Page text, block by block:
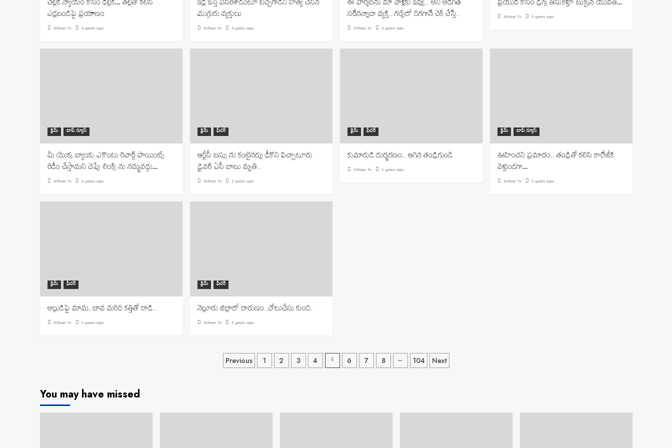
చెల్లికి న్యాయం కోసం ఢిల్లీకి… తల్లితో కలిసి
ఎడ్లబండిపై ప్రయాణం
9Staar Tv 4 years ago
ఇడ్లి ఇస్తే విసిరేశాడంటూ బిచ్చగాడిని హత్య చేసిన
ముగ్గురు వ్యక్తులు
9Staar Tv 4 years ago
ఈ పార్శిల్‌ను మా వాళ్లకు ఇవ్వు.. అని అడిగితే
సరేనన్నాడా వ్యక్తి.. గల్ఫ్‌లో దిగగానే చెక్ చేస్తే..
9Staar Tv 4 years ago
ప్రియుడి కోసం డ్రగ్స్ తీసుకెళ్తూ బుక్కైన యువతి…
9Staar Tv 5 years ago
క్రైమ్ టాప్ న్యూస్
మీ యొక్క బ్యాంకు ఎకౌంటు రివార్డ్ పాయింట్స్
రెడీం చేస్తామని చెప్పే లింక్స్ ను నమ్మవద్దు…
9Staar Tv 5 years ago
క్రైమ్ ఫీచర్
ఆర్టీసీ బస్సు ను కంటైనర్ను ఢీకొని పిచ్చాటూరు
డ్రైవర్ ఏసీ బాబు మృతి..
9Staar Tv 5 years ago
క్రైమ్ ఫీచర్
కుమారుడి దుర్మరణం.. ఆగిన తండ్రిగుండె
9Staar Tv 5 years ago
క్రైమ్ టాప్ న్యూస్
ఊహించని ప్రమాదం.. తండ్రితో కలిసి కాలేజీకి
వెళ్తుండగా…
9Staar Tv 5 years ago
క్రైమ్ ఫీచర్
అల్లుడిపై మామ, బావ మరిది కత్తితో దాడి..
9Staar Tv 5 years ago
క్రైమ్ ఫీచర్
నెల్లూరు జిల్లాలో దారుణం..చోటుచేసు కుంది.
9Staar Tv 5 years ago
Posts
Previous 1 2 3 4 5 6 7 8 … 104 Next
You may have missed